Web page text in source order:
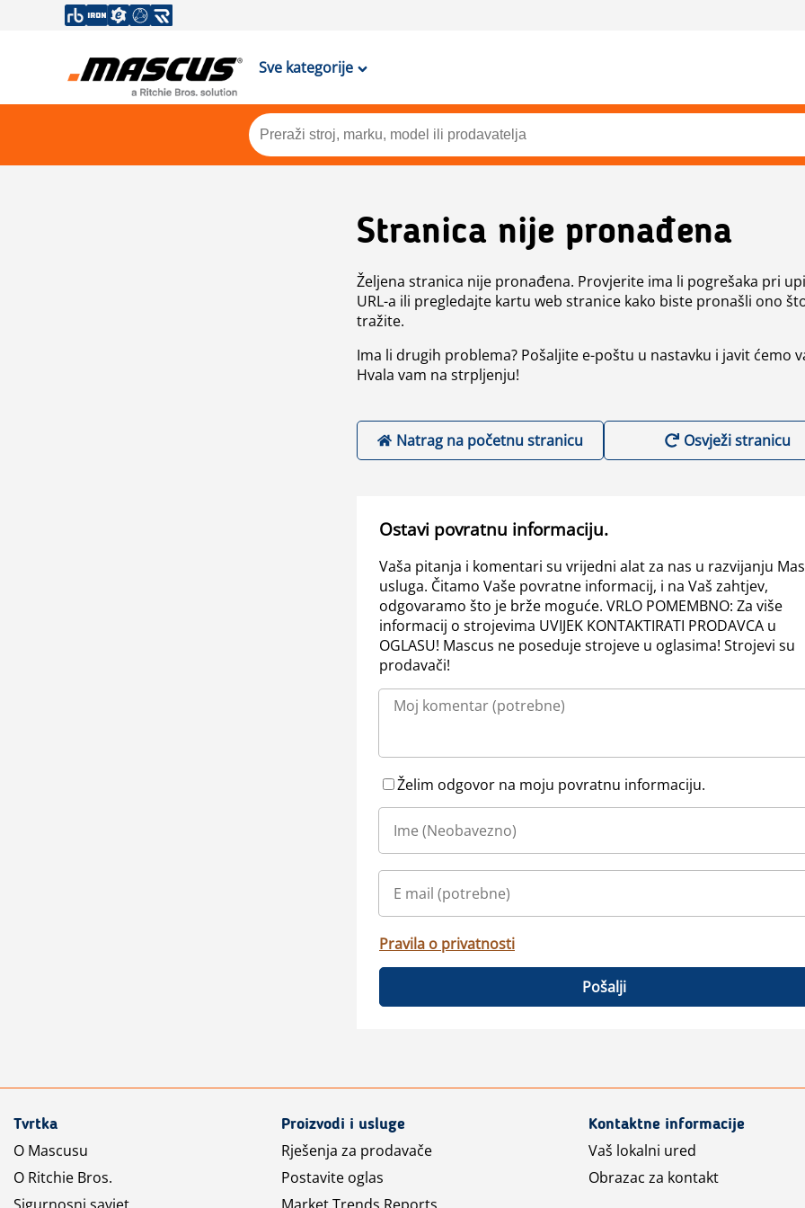
Sve kategorije
Stranica nije pronađena
Željena stranica nije pronađena. Provjerite ima li pogrešaka pri
URL-a ili pregledajte kartu web stranice kako biste pronašli ono
tražite.
Ima li drugih problema? Pošaljite e-poštu u nastavku i javit ćemo
Hvala vam na strpljenju!
Natrag na početnu stranicu Osvježi stranicu
Ostavi povratnu informaciju.
Vaša pitanja i komentari su vrijedni alat za nas u razvijanju
usluga. Čitamo Vaše povratne informacij, i na Vaš zahtjev,
odgovaramo što je brže moguće. VRLO POMEMBNO: Za više
informacij o strojevima UVIJEK KONTAKTIRATI PRODAVCA u
OGLASU! Mascus ne poseduje strojeve u oglasima! Strojevi su
prodavači!
Želim odgovor na moju povratnu informaciju.
Pravila o privatnosti
Pošalji
Tvrtka
O Mascusu
O Ritchie Bros.
Proizvodi i usluge
Rješenja za prodavače
Postavite oglas
Kontaktne informacije
Vaš lokalni ured
Obrazac za kontakt